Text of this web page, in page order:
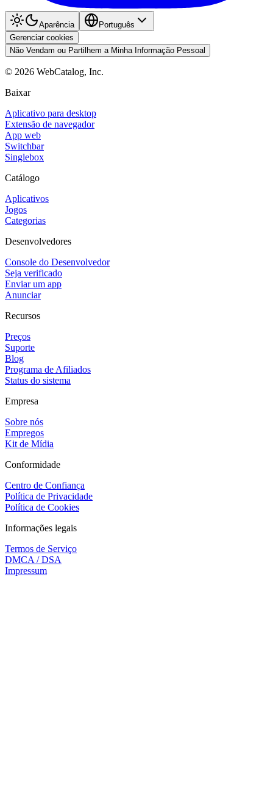
Aparência
Português
Gerenciar cookies
Não Vendam ou Partilhem a Minha Informação Pessoal
© 2026 WebCatalog, Inc.
Baixar
Aplicativo para desktop
Extensão de navegador
App web
Switchbar
Singlebox
Catálogo
Aplicativos
Jogos
Categorias
Desenvolvedores
Console do Desenvolvedor
Seja verificado
Enviar um app
Anunciar
Recursos
Preços
Suporte
Blog
Programa de Afiliados
Status do sistema
Empresa
Sobre nós
Empregos
Kit de Mídia
Conformidade
Centro de Confiança
Política de Privacidade
Política de Cookies
Informações legais
Termos de Serviço
DMCA / DSA
Impressum